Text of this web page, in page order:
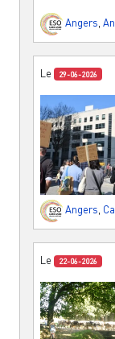
Angers
Le 29-06-2026
Angers,
Le 22-06-2026